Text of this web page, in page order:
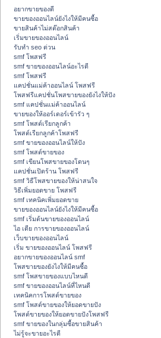
อยากขายของดี
ขายของออนไลน์ยังไงให้มีคนซื้อ
ขายสินค้าไม่สต๊อกสินค้า
เริ่มขายของออนไลน์
รับทำ seo ด่วน
smf โพสฟรี
smf ขายของออนไลน์อะไรดี
smf โพสฟรี
แคปชั่นแม่ค้าออนไลน์ โพสฟรี
โพสฟรีแคปชั่นโพสขายของยังไงให้ปัง
smf แคปชั่นแม่ค้าออนไลน์
ขายของให้ออร์เดอร์เข้ารัว ๆ
smf โพสต์เรียกลูกค้า
โพสต์เรียกลูกค้าโพสฟรี
smf ขายของออนไลน์ให้ปัง
smf โพสต์ขายของ
smf เขียนโพสขายของโดนๆ
แคปชั่นเปิดร้าน โพสฟรี
smf วิธีโพสขายของให้น่าสนใจ
วิธีเพิ่มยอดขาย โพสฟรี
smf เทคนิคเพิ่มยอดขาย
ขายของออนไลน์ยังไงให้มีคนซื้อ
smf เริ่มต้นขายของออนไลน์
ไอ เดีย การขายของออนไลน์
เว็บขายของออนไลน์
เริ่ม ขายของออนไลน์ โพสฟรี
อยากขายของออนไลน์ smf
โพสขายของยังไงให้มีคนซื้อ
smf โพสขายของแบบไหนดี
smf ขายของออนไลน์ที่ไหนดี
เทคนิคการโพสต์ขายของ
smf โพสต์ขายของให้ยอดขายปัง
โพสต์ขายของให้ยอดขายปังโพสฟรี
smf ขายของในกลุ่มซื้อขายสินค้า
ไม่รู้จะขายอะไรดี